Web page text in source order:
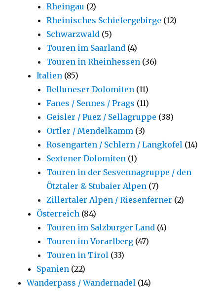
Rheingau (2)
Rheinisches Schiefergebirge (12)
Schwarzwald (5)
Touren im Saarland (4)
Touren in Rheinhessen (36)
Italien (85)
Belluneser Dolomiten (11)
Fanes / Sennes / Prags (11)
Geisler / Puez / Sellagruppe (38)
Ortler / Mendelkamm (3)
Rosengarten / Schlern / Langkofel (14)
Sextener Dolomiten (1)
Touren in der Sesvennagruppe / den
Ötztaler & Stubaier Alpen (7)
Zillertaler Alpen / Riesenferner (2)
Österreich (84)
Touren im Salzburger Land (4)
Touren im Vorarlberg (47)
Touren in Tirol (33)
Spanien (22)
Wanderpass / Wandernadel (14)